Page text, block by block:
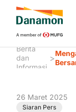
Berita
dan
Informasi
>
26 Maret 2025
Siaran Pers